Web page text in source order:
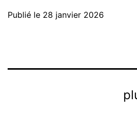
Publié le 28 janvier 2026